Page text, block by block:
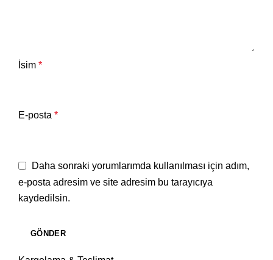
İsim *
E-posta *
Daha sonraki yorumlarımda kullanılması için adım,
e-posta adresim ve site adresim bu tarayıcıya
kaydedilsin.